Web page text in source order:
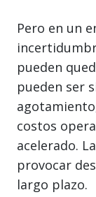
Pero en un
pueden
pueden ser
costos
acelerado.
provocar
largo plazo.